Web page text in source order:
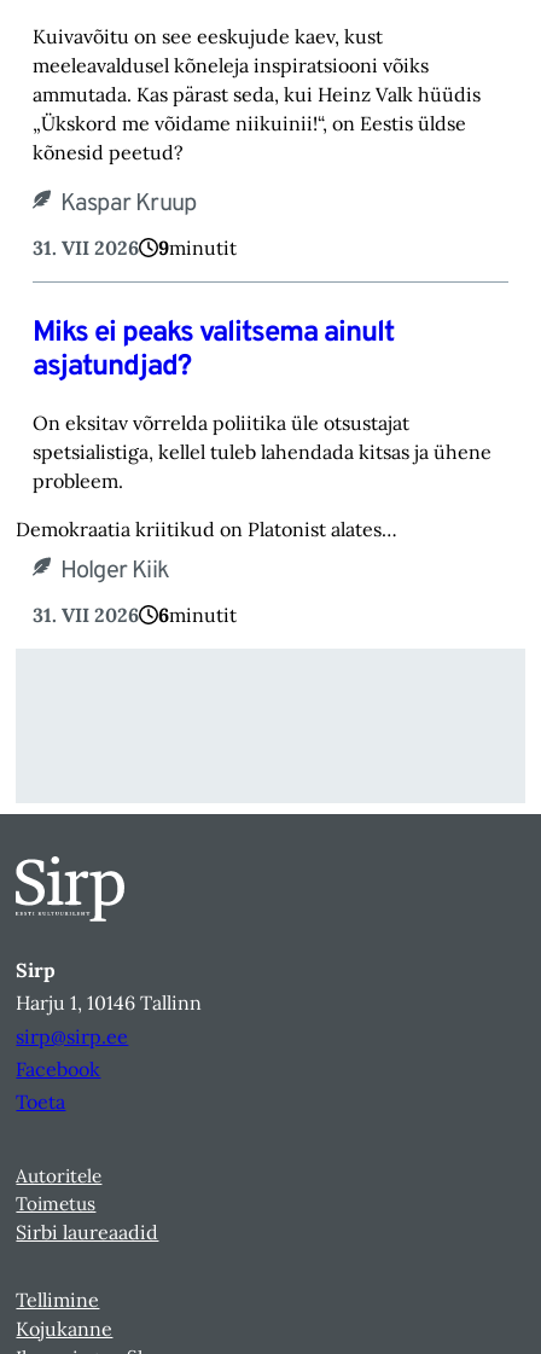
Kuivavõitu on see eeskujude kaev, kust
meeleavaldusel kõneleja inspiratsiooni võiks
ammutada. Kas pärast seda, kui Heinz Valk hüüdis
„Ükskord me võidame niikuinii!“, on Eestis üldse
kõnesid peetud?
Kaspar Kruup
31. VII 2026 9minutit
Miks ei peaks valitsema ainult
asjatundjad?
On eksitav võrrelda poliitika üle otsustajat
spetsialistiga, kellel tuleb lahendada kitsas ja ühene
probleem.
Demokraatia kriitikud on Platonist alates…
Holger Kiik
31. VII 2026 6minutit
Sirp
Harju 1, 10146 Tallinn
sirp@sirp.ee
Facebook
Toeta
Autoritele
Toimetus
Sirbi laureaadid
Tellimine
Kojukanne